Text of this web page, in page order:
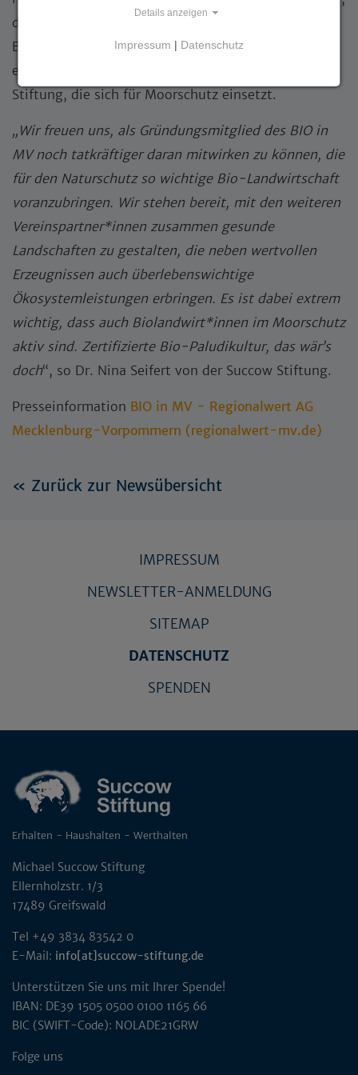
der sich seit vielen Jahren unter anderem mit der
BIO-Landpartie für die Förderung des Ökolandbaus
engagiert, sowie Dr. Nina Seifert von der Succow
Stiftung, die sich für Moorschutz einsetzt.
„Wir freuen uns, als Gründungsmitglied des BIO in
MV noch tatkräftiger daran mitwirken zu können, die
für den Naturschutz so wichtige Bio-Landwirtschaft
voranzubringen. Wir stehen bereit, mit den weiteren
Vereinspartner*innen zusammen gesunde
Landschaften zu gestalten, die neben wertvollen
Erzeugnissen auch überlebenswichtige
Ökosystemleistungen erbringen. Es ist dabei extrem
wichtig, dass auch Biolandwirt*innen im Moorschutz
aktiv sind. Zertifizierte Bio-Paludikultur, das wär’s
doch“, so Dr. Nina Seifert von der Succow Stiftung.
Presseinformation BIO in MV - Regionalwert AG
Mecklenburg-Vorpommern (regionalwert-mv.de)
« Zurück zur Newsübersicht
IMPRESSUM
NEWSLETTER-ANMELDUNG
SITEMAP
DATENSCHUTZ
SPENDEN
Erhalten - Haushalten - Werthalten
Michael Succow Stiftung
Ellernholzstr. 1/3
17489 Greifswald
Tel +49 3834 83542 0
E-Mail: info[at]succow-stiftung.de
Unterstützen Sie uns mit Ihrer Spende!
IBAN: DE39 1505 0500 0100 1165 66
BIC (SWIFT-Code): NOLADE21GRW
Folge uns
Details anzeigen
Impressum | Datenschutz